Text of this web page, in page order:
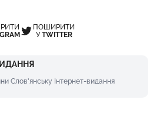
ПОШИРИТИ
УTWITTER
Слов'янську Інтернет-видання